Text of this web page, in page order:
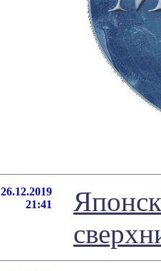
26.12.2019
21:41